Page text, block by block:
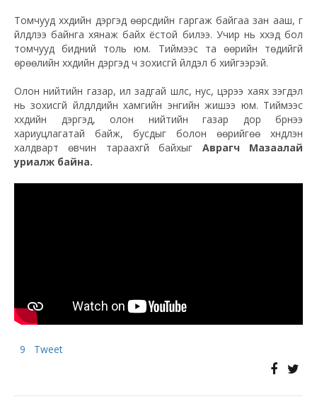
Томчууд хүүхдийн дэргэд өөрсдийн гаргаж байгаа зан ааш, үг
үйлдлээ байнга хянаж байх ёстой билээ. Учир нь хүүхэд бол
томчууд бидний толь юм. Тиймээс та өөрийн төдийгүй
өрөөлийн хүүхдийн дэргэд ч зохисгүй үйлдэл бүү хийгээрэй.
Олон нийтийн газар, ил задгай шүлс, нус, цэрээ хаях үзэгдэл
нь зохисгүй үйлдлүүдийн хамгийн энгийн жишээ юм. Тиймээс
хүүхдийн дэргэд, олон нийтийн газар дор бүрнээ
хариуцлагатай байж, бусдыг болон өөрийгөө хүндлэн
халдварт өвчин тараахгүй байхыг Аврагч Мазаалай
уриалж байна.
9 Tweet